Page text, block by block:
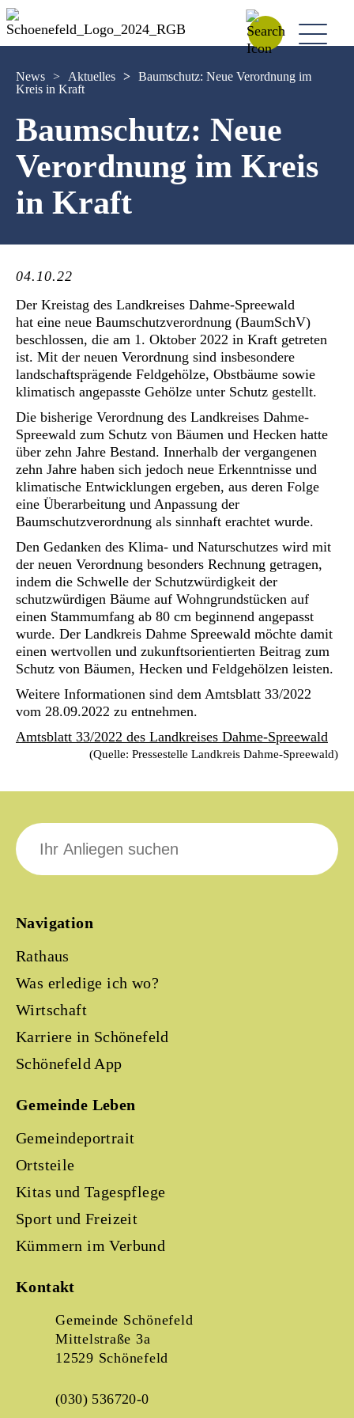
News > Aktuelles > Baumschutz: Neue Verordnung im
Kreis in Kraft
Baumschutz: Neue
Verordnung im Kreis
in Kraft
04.10.22
Der Kreistag des Landkreises Dahme-Spreewald
hat eine neue Baumschutzverordnung (BaumSchV)
beschlossen, die am 1. Oktober 2022 in Kraft getreten
ist. Mit der neuen Verordnung sind insbesondere
landschaftsprägende Feldgehölze, Obstbäume sowie
klimatisch angepasste Gehölze unter Schutz gestellt.
Die bisherige Verordnung des Landkreises Dahme-
Spreewald zum Schutz von Bäumen und Hecken hatte
über zehn Jahre Bestand. Innerhalb der vergangenen
zehn Jahre haben sich jedoch neue Erkenntnisse und
klimatische Entwicklungen ergeben, aus deren Folge
eine Überarbeitung und Anpassung der
Baumschutzverordnung als sinnhaft erachtet wurde.
Den Gedanken des Klima- und Naturschutzes wird mit
der neuen Verordnung besonders Rechnung getragen,
indem die Schwelle der Schutzwürdigkeit der
schutzwürdigen Bäume auf Wohngrundstücken auf
einen Stammumfang ab 80 cm beginnend angepasst
wurde. Der Landkreis Dahme Spreewald möchte damit
einen wertvollen und zukunftsorientierten Beitrag zum
Schutz von Bäumen, Hecken und Feldgehölzen leisten.
Weitere Informationen sind dem Amtsblatt 33/2022
vom 28.09.2022 zu entnehmen.
Amtsblatt 33/2022 des Landkreises Dahme-Spreewald
(Quelle: Pressestelle Landkreis Dahme-Spreewald)
Navigation
Rathaus
Was erledige ich wo?
Wirtschaft
Karriere in Schönefeld
Schönefeld App
Gemeinde Leben
Gemeindeportrait
Ortsteile
Kitas und Tagespflege
Sport und Freizeit
Kümmern im Verbund
Kontakt
Gemeinde Schönefeld
Mittelstraße 3a
12529 Schönefeld
(030) 536720-0
Suche
nach: